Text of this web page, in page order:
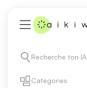
Recherche ton IA
Catégories